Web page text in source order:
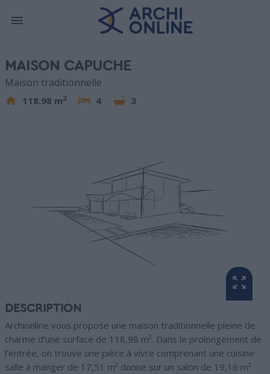
MAISON CAPUCHE
Maison traditionnelle
118.98 m2 4 3
DESCRIPTION
Archionline vous propose une maison traditionnelle pleine de
charme d’une surface de 118,98 m². Dans le prolongement de
l’entrée, on trouve une pièce à vivre comprenant une cuisine
salle à manger de 17,51 m² donne sur un salon de 19,16 m²